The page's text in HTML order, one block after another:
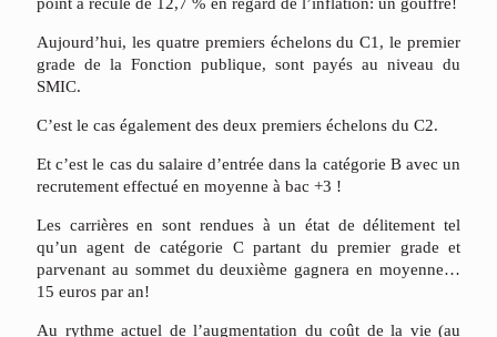
Aujourd’hui, les quatre premiers échelons du C1, le premier
grade de la Fonction publique, sont payés au niveau du
SMIC.
C’est le cas également des deux premiers échelons du C2.
Et c’est le cas du salaire d’entrée dans la catégorie B avec un
recrutement effectué en moyenne à bac +3 !
Les carrières en sont rendues à un état de délitement tel
qu’un agent de catégorie C partant du premier grade et
parvenant au sommet du deuxième gagnera en moyenne…
15 euros par an!
Au rythme actuel de l’augmentation du coût de la vie (au